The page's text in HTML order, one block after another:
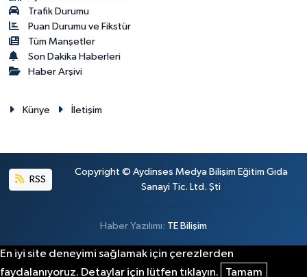
Trafik Durumu
Puan Durumu ve Fikstür
Tüm Manşetler
Son Dakika Haberleri
Haber Arşivi
Künye İletişim
RSS
Copyright © Aydinses Medya Bilişim Eğitim Gıda
Sanayi Tic. Ltd. Şti
Haber Yazılımı: TE Bilişim
En iyi site deneyimi sağlamak için çerezlerden
faydalanıyoruz. Detaylar için lütfen tıklayın.
Tamam